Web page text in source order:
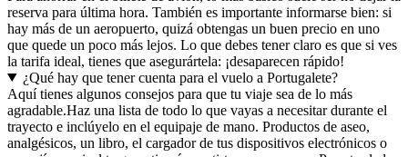
reserva para última hora. También es importante informarse bien: si
hay más de un aeropuerto, quizá obtengas un buen precio en uno
que quede un poco más lejos. Lo que debes tener claro es que si ves
la tarifa ideal, tienes que asegurártela: ¡desaparecen rápido!
¿Qué hay que tener cuenta para el vuelo a Portugalete?
Aquí tienes algunos consejos para que tu viaje sea de lo más
agradable.Haz una lista de todo lo que vayas a necesitar durante el
trayecto e inclúyelo en el equipaje de mano. Productos de aseo,
analgésicos, un libro, el cargador de tus dispositivos electrónicos o